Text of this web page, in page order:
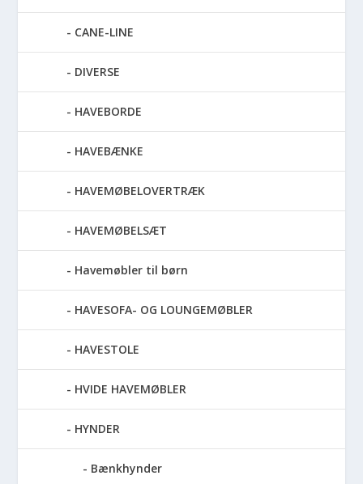
CANE-LINE
DIVERSE
HAVEBORDE
HAVEBÆNKE
HAVEMØBELOVERTRÆK
HAVEMØBELSÆT
Havemøbler til børn
HAVESOFA- OG LOUNGEMØBLER
HAVESTOLE
HVIDE HAVEMØBLER
HYNDER
Bænkhynder